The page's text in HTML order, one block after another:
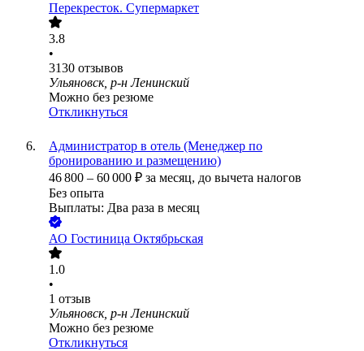
Перекресток. Супермаркет
3.8
•
3130 отзывов
Ульяновск, р-н Ленинский
Можно без резюме
Откликнуться
Администратор в отель (Менеджер по
бронированию и размещению)
46 800 – 60 000 ₽ за месяц, до вычета налогов
Без опыта
Выплаты: Два раза в месяц
АО Гостиница Октябрьская
1.0
•
1 отзыв
Ульяновск, р-н Ленинский
Можно без резюме
Откликнуться